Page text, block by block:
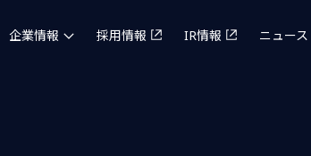
企業情報 採用情報 IR情報 ニュース